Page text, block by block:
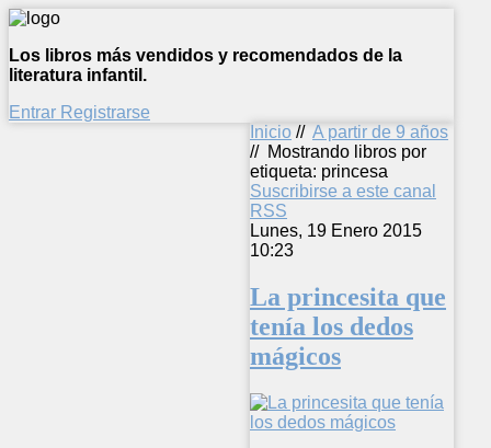
Los libros más vendidos y recomendados de la
literatura infantil.
Entrar Registrarse
Inicio // A partir de 9 años
// Mostrando libros por
etiqueta: princesa
Suscribirse a este canal
RSS
Lunes, 19 Enero 2015
10:23
La princesita que
tenía los dedos
mágicos